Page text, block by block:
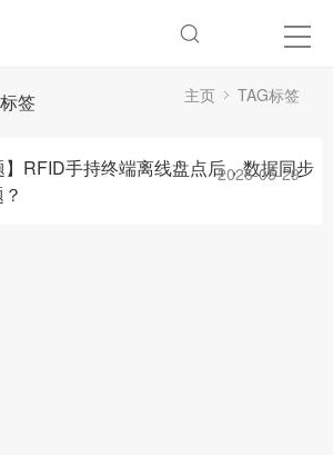
签 主页 TAG标签
】RFID手持终端离线盘点后，数据同步
2026-05-29